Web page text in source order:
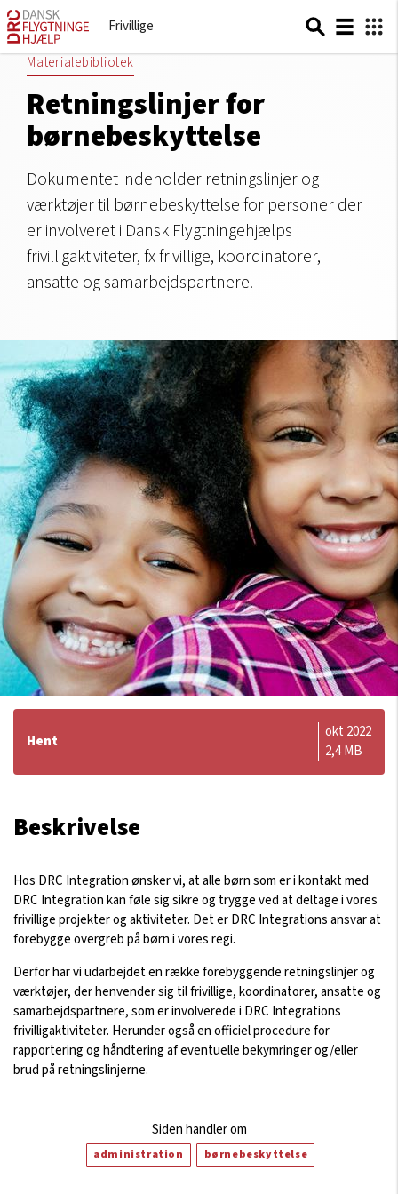
Frivillige
Materialebibliotek
Retningslinjer for
børnebeskyttelse
Dokumentet indeholder retningslinjer og
værktøjer til børnebeskyttelse for personer der
er involveret i Dansk Flygtningehjælps
frivilligaktiviteter, fx frivillige, koordinatorer,
ansatte og samarbejdspartnere.
Hent
okt 2022
2,4 MB
Beskrivelse
Hos DRC Integration ønsker vi, at alle børn som er i kontakt med
DRC Integration kan føle sig sikre og trygge ved at deltage i vores
frivillige projekter og aktiviteter. Det er DRC Integrations ansvar at
forebygge overgreb på børn i vores regi.
Derfor har vi udarbejdet en række forebyggende retningslinjer og
værktøjer, der henvender sig til frivillige, koordinatorer, ansatte og
samarbejdspartnere, som er involverede i DRC Integrations
frivilligaktiviteter. Herunder også en officiel procedure for
rapportering og håndtering af eventuelle bekymringer og/eller
brud på retningslinjerne.
Siden handler om
administration børnebeskyttelse